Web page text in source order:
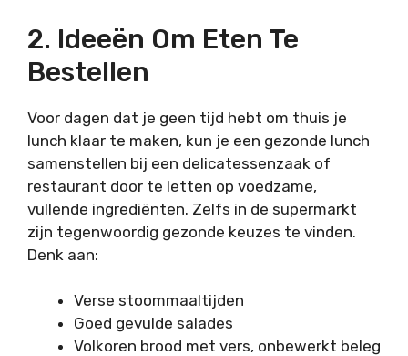
2. Ideeën Om Eten Te
Bestellen
Voor dagen dat je geen tijd hebt om thuis je
lunch klaar te maken, kun je een gezonde lunch
samenstellen bij een delicatessenzaak of
restaurant door te letten op voedzame,
vullende ingrediënten. Zelfs in de supermarkt
zijn tegenwoordig gezonde keuzes te vinden.
Denk aan:
Verse stoommaaltijden
Goed gevulde salades
Volkoren brood met vers, onbewerkt beleg